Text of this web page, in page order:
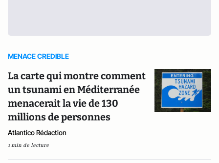
MENACE CREDIBLE
La carte qui montre comment
un tsunami en Méditerranée
menacerait la vie de 130
millions de personnes
Atlantico Rédaction
1 min de lecture